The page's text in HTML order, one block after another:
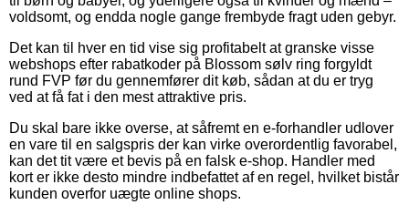
voldsomt, og endda nogle gange frembyde fragt uden gebyr.
Det kan til hver en tid vise sig profitabelt at granske visse
webshops efter rabatkoder på Blossom sølv ring forgyldt
rund FVP før du gennemfører dit køb, sådan at du er tryg
ved at få fat i den mest attraktive pris.
Du skal bare ikke overse, at såfremt en e-forhandler udlover
en vare til en salgspris der kan virke overordentlig favorabel,
kan det tit være et bevis på en falsk e-shop. Handler med
kort er ikke desto mindre indbefattet af en regel, hvilket bistår
kunden overfor uægte online shops.